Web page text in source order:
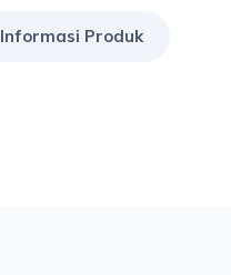
Informasi Produk